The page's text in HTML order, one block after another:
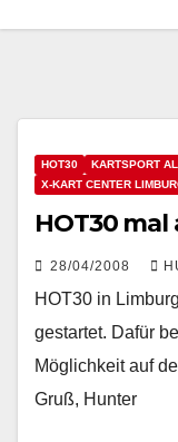
HOT30 KARTSPORT
X-KART CENTER
HOT30 mal
28/04/2008
HOT30 in
gestartet. Dafür
Möglichkeit auf
Gruß, Hunter